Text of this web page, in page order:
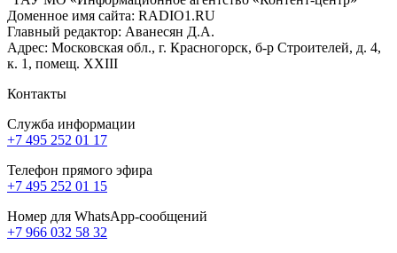
Доменное имя сайта: RADIO1.RU
Главный редактор: Аванесян Д.А.
Адрес: Московская обл., г. Красногорск, б-р Строителей, д. 4,
к. 1, помещ. XXIII
Контакты
Служба информации
+7 495 252 01 17
Телефон прямого эфира
+7 495 252 01 15
Номер для WhatsApp-сообщений
+7 966 032 58 32